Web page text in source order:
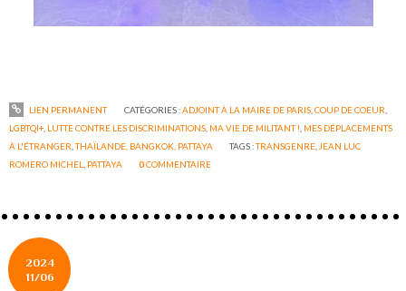
LIEN PERMANENT CATÉGORIES :ADJOINT À LA MAIRE DE PARIS,COUP DE COEUR,
LGBTQI+, LUTTE CONTRE LES DISCRIMINATIONS, MA VIE DE MILITANT !, MES DÉPLACEMENTS
À L'ÉTRANGER,THAÏLANDE, BANGKOK, PATTAYA TAGS :TRANSGENRE,JEAN LUC
ROMERO MICHEL, PATTAYA 0COMMENTAIRE
2024
11/06